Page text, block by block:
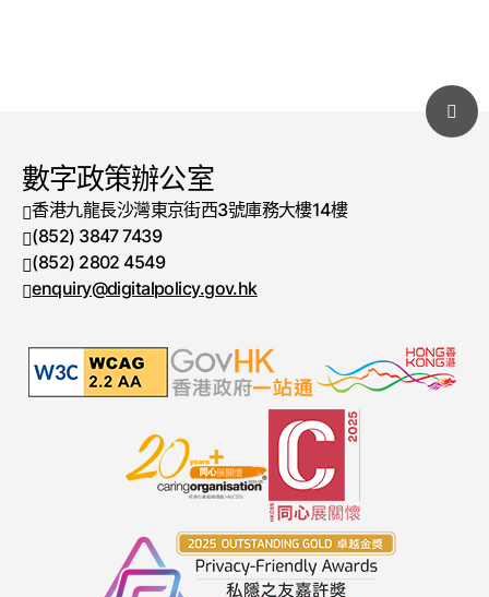
數字政策辦公室
香港九龍長沙灣東京街西3號庫務大樓14樓
電話號碼
(852) 3847 7439
傳真號碼
(852) 2802 4549
enquiry@digitalpolicy.gov.hk